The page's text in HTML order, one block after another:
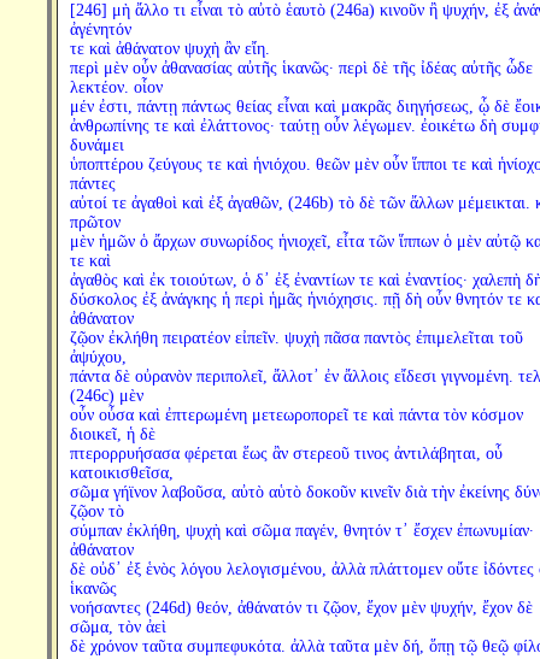
[246] μὴ ἄλλο τι εἶναι τὸ αὐτὸ ἑαυτὸ (246a) κινοῦν ἢ ψυχήν, ἐξ
ἀγένητόν
τε καὶ ἀθάνατον ψυχὴ ἂν εἴη.
περὶ μὲν οὖν ἀθανασίας αὐτῆς ἱκανῶς· περὶ δὲ τῆς ἰδέας αὐτῆς ὧδε
λεκτέον. οἷον
μέν ἐστι, πάντῃ πάντως θείας εἶναι καὶ μακρᾶς διηγήσεως, ᾧ δὲ
ἀνθρωπίνης τε καὶ ἐλάττονος· ταύτῃ οὖν λέγωμεν. ἐοικέτω δὴ
δυνάμει
ὑποπτέρου ζεύγους τε καὶ ἡνιόχου. θεῶν μὲν οὖν ἵπποι τε καὶ
πάντες
αὐτοί τε ἀγαθοὶ καὶ ἐξ ἀγαθῶν, (246b) τὸ δὲ τῶν ἄλλων μέμεικται.
πρῶτον
μὲν ἡμῶν ὁ ἄρχων συνωρίδος ἡνιοχεῖ, εἶτα τῶν ἵππων ὁ μὲν αὐτῷ
τε καὶ
ἀγαθὸς καὶ ἐκ τοιούτων, ὁ δ᾽ ἐξ ἐναντίων τε καὶ ἐναντίος· χαλεπὴ
δύσκολος ἐξ ἀνάγκης ἡ περὶ ἡμᾶς ἡνιόχησις. πῇ δὴ οὖν θνητόν τε
ἀθάνατον
ζῷον ἐκλήθη πειρατέον εἰπεῖν. ψυχὴ πᾶσα παντὸς ἐπιμελεῖται τοῦ
ἀψύχου,
πάντα δὲ οὐρανὸν περιπολεῖ, ἄλλοτ᾽ ἐν ἄλλοις εἴδεσι γιγνομένη.
(246c) μὲν
οὖν οὖσα καὶ ἐπτερωμένη μετεωροπορεῖ τε καὶ πάντα τὸν κόσμον
διοικεῖ, ἡ δὲ
πτερορρυήσασα φέρεται ἕως ἂν στερεοῦ τινος ἀντιλάβηται, οὗ
κατοικισθεῖσα,
σῶμα γήϊνον λαβοῦσα, αὐτὸ αὑτὸ δοκοῦν κινεῖν διὰ τὴν ἐκείνης
ζῷον τὸ
σύμπαν ἐκλήθη, ψυχὴ καὶ σῶμα παγέν, θνητόν τ᾽ ἔσχεν ἐπωνυμίαν·
ἀθάνατον
δὲ οὐδ᾽ ἐξ ἑνὸς λόγου λελογισμένου, ἀλλὰ πλάττομεν οὔτε ἰδόντες
ἱκανῶς
νοήσαντες (246d) θεόν, ἀθάνατόν τι ζῷον, ἔχον μὲν ψυχήν, ἔχον δὲ
σῶμα, τὸν ἀεὶ
δὲ χρόνον ταῦτα συμπεφυκότα. ἀλλὰ ταῦτα μὲν δή, ὅπῃ τῷ θεῷ